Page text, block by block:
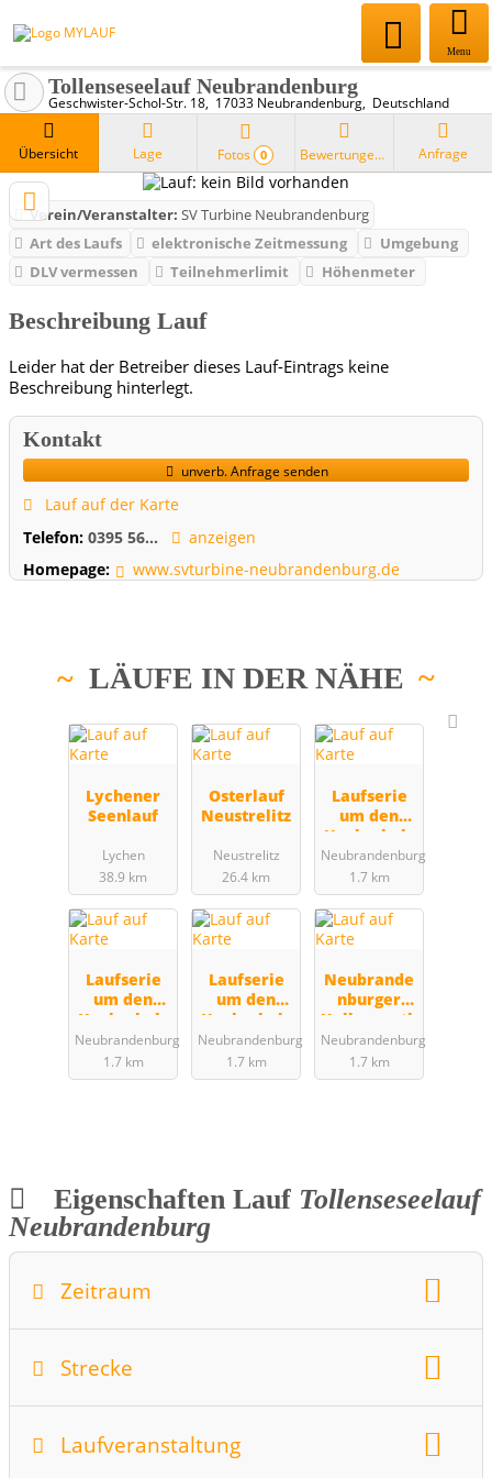
Menu
Tollenseseelauf Neubrandenburg
Geschwister-Schol-Str. 18 17033 Neubrandenburg Deutschland
Übersicht Lage Fotos 0 Bewertungen Anfrage
Verein/Veranstalter: SV Turbine Neubrandenburg
Art des Laufs
elektronische Zeitmessung
Umgebung
DLV vermessen
Teilnehmerlimit Höhenmeter
Beschreibung Lauf
Leider hat der Betreiber dieses Lauf-Eintrags keine
Beschreibung hinterlegt.
Kontakt
unverb. Anfrage senden
Lauf auf der Karte
Telefon: 0395 56...
anzeigen
Homepage:
www.svturbine-neubrandenburg.de
LÄUFE IN DER NÄHE
Lychener
Seenlauf
Lychen
38.9 km
Osterlauf
Neustrelitz
Neustrelitz
26.4 km
Laufserie
um den
Hochschulc
up (1),
Gatsch-Eck-
Lauf
Neubrandenburg
1.7 km
Laufserie
um den
Hochschulc
up (2),
Brückenlau
f
Neubrandenburg
1.7 km
Laufserie
um den
Hochschulc
up (3),
Jahnsteinla
uf
Neubrandenburg
1.7 km
Neubrande
nburger
Halbmarath
on
Neubrandenburg
1.7 km
Eigenschaften Lauf Tollenseseelauf
Neubrandenburg
Zeitraum
Datum: 13.06.2015
Strecke
bis 5km
10km Halbmarathon
Laufveranstaltung